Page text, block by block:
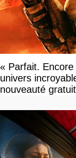
« Parfait.
univers
nouveauté